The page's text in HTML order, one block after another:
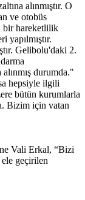
alınmıştır. O
ve otobüs
bir hareketlilik
Gelibolu'daki 2.
durumda."
hepsiyle ilgili
bütün kurumlarla
Bizim için vatan
Vali Erkal, “Bizi
geçirilen